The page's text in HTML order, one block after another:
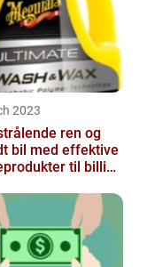
2023
ren og
bil med effektive
til billige